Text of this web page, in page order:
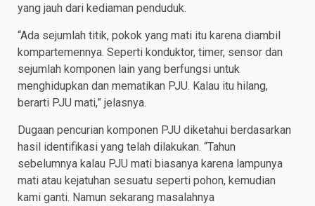
yang jauh dari kediaman penduduk.
“Ada sejumlah titik, pokok yang mati itu karena diambil
kompartemennya. Seperti konduktor, timer, sensor dan
sejumlah komponen lain yang berfungsi untuk
menghidupkan dan mematikan PJU. Kalau itu hilang,
berarti PJU mati,” jelasnya.
Dugaan pencurian komponen PJU diketahui berdasarkan
hasil identifikasi yang telah dilakukan. “Tahun
sebelumnya kalau PJU mati biasanya karena lampunya
mati atau kejatuhan sesuatu seperti pohon, kemudian
kami ganti. Namun sekarang masalahnya